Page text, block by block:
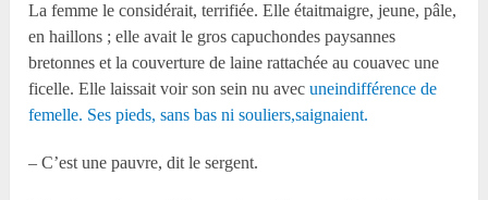
La femme le considérait, terrifiée. Elle étaitmaigre, jeune, pâle,
en haillons ; elle avait le gros capuchondes paysannes
bretonnes et la couverture de laine rattachée au couavec une
ficelle. Elle laissait voir son sein nu avecuneindifférence de
femelle. Ses pieds, sans bas ni souliers,saignaient.
– C’est une pauvre, dit le sergent.